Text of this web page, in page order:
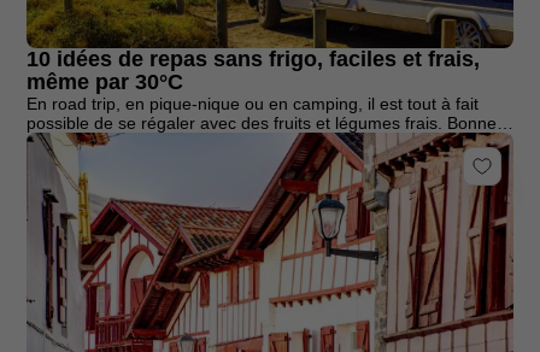
02
JUIL
2 juillet : 8h00 – 5 juillet : 17h00
Les Eurockéennes de Belfort
Presqu'île du Malsaucy, Sermamagny
09
JUIL
9 juillet : 8h00 – 12 juillet : 17h00
Musilac
Esplanade du lac, Boulevard Barrier, Aix-les-Bains
10
JUIL
10 juillet : 8h00 – 12 juillet : 17h00
Terres du Son
Route du Ripault, Monts
10 idées de repas sans frigo, faciles et frais,
même par 30°C
En road trip, en pique-nique ou en camping, il est tout à fait
possible de se régaler avec des fruits et légumes frais. Bonne
nouvelle : pas besoin de frigo […]